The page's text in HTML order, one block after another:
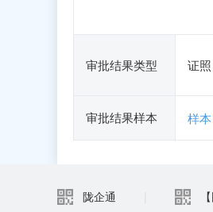
审批结果类型 证照
审批结果样本 样本
陇企通